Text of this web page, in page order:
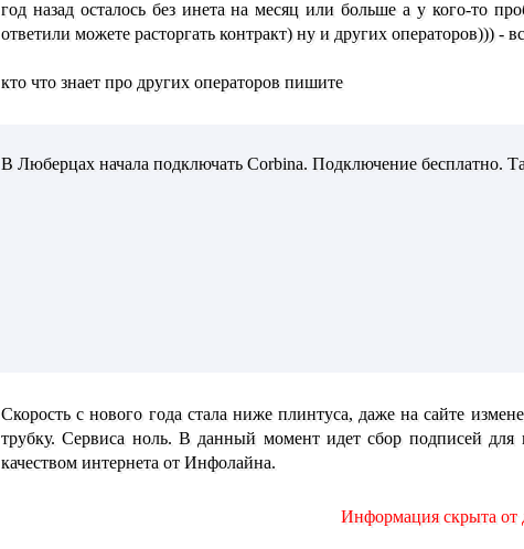
год назад осталось без инета на месяц или больше а у кого-то
ответили можете расторгать контракт) ну и других операторов))) -
кто что знает про других операторов пишите
В Люберцах начала подключать Corbina. Подключение бесплатно.
Скорость с нового года стала ниже плинтуса, даже на сайте
трубку. Сервиса ноль. В данный момент идет сбор подписей для
качеством интернета от Инфолайна.
Информация скрыта от